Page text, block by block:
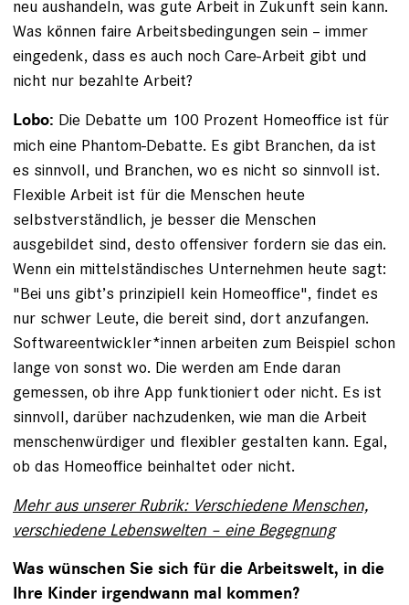
neu aushandeln, was gute Arbeit in Zukunft sein kann.
Was können faire Arbeitsbedingungen sein – immer
eingedenk, dass es auch noch Care-Arbeit gibt und
nicht nur bezahlte Arbeit?
Lobo: Die Debatte um 100 Prozent Homeoffice ist für
mich eine Phantom-Debatte. Es gibt Branchen, da ist
es sinnvoll, und Branchen, wo es nicht so sinnvoll ist.
Flexible Arbeit ist für die Menschen heute
selbstverständlich, je besser die Menschen
ausgebildet sind, desto offensiver fordern sie das ein.
Wenn ein mittelständisches Unternehmen heute sagt:
"Bei uns gibt’s prinzipiell kein Homeoffice", findet es
nur schwer Leute, die bereit sind, dort anzufangen.
Softwareentwickler*innen arbeiten zum Beispiel schon
lange von sonst wo. Die werden am Ende daran
gemessen, ob ihre App funktioniert oder nicht. Es ist
sinnvoll, darüber nachzudenken, wie man die Arbeit
menschenwürdiger und flexibler ge­stalten kann. Egal,
ob das Homeoffice beinhaltet oder nicht.
Mehr aus unserer Rubrik: Verschiedene Menschen,
verschiedene Lebenswelten – eine Begegnung
Was wünschen Sie sich für die Arbeitswelt, in die
Ihre Kinder irgendwann mal kommen?